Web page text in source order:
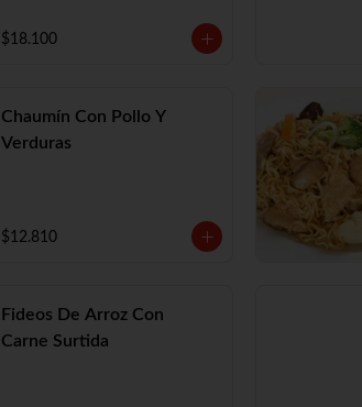
$18.100
Chaumín Con Pollo Y
Verduras
$12.810
Fideos De Arroz Con
Carne Surtida